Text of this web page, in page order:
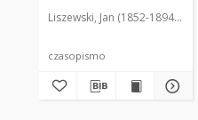
Liszewski, Jan (1852-1894). Red.
czasopismo